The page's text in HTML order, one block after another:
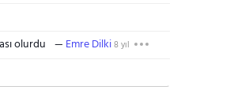
olurdu Emre Dilki8 yıl